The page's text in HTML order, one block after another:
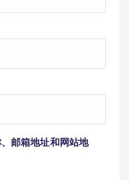
邮箱地址和网站地